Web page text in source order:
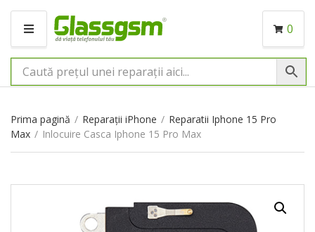
M
N
I
0
Prima pagină / Reparații iPhone / Reparatii Iphone 15 Pro
Max / Inlocuire Casca Iphone 15 Pro Max